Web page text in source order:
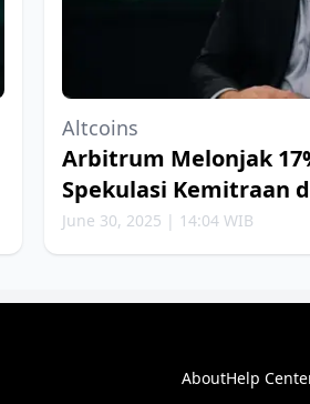
Altcoins
Arbitrum Melonjak
Spekulasi Kemitraan
Robinhood
June 30, 2025 | 14:04 WIB
AboutHelp